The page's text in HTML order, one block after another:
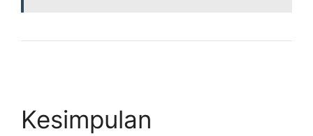
Kesimpulan